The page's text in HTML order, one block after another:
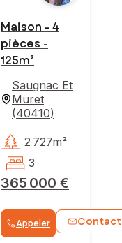
WhatsApp
Maison - 4
pièces -
125m²
Saugnac Et
Muret
(40410)
365 000 €
2 727m²
3
Appeler